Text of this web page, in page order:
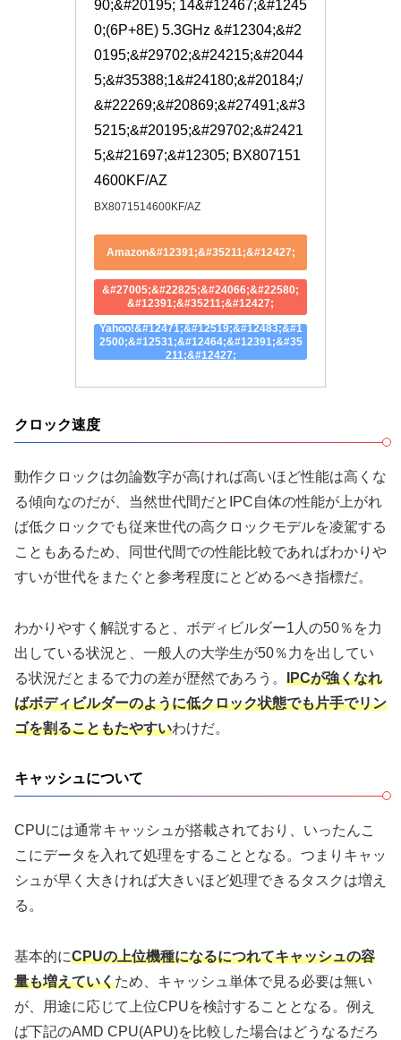
90;&#20195; 14&#12467;&#1245
0;(6P+8E) 5.3GHz &#12304;&#2
0195;&#29702;&#24215;&#2044
5;&#35388;1&#24180;&#20184;/
&#22269;&#20869;&#27491;&#3
5215;&#20195;&#29702;&#2421
5;&#21697;&#12305; BX807151
4600KF/AZ
BX8071514600KF/AZ
Amazon&#12391;&#35211;&#12427;
&#27005;&#22825;&#24066;&#22580;
&#12391;&#35211;&#12427;
Yahoo!&#12471;&#12519;&#12483;&#1
2500;&#12531;&#12464;&#12391;&#35
211;&#12427;
クロック速度
動作クロックは勿論数字が高ければ高いほど性能は高くな
る傾向なのだが、当然世代間だとIPC自体の性能が上がれ
ば低クロックでも従来世代の高クロックモデルを凌駕する
こともあるため、同世代間での性能比較であればわかりや
すいが世代をまたぐと参考程度にとどめるべき指標だ。
わかりやすく解説すると、ボディビルダー1人の50％を力
出している状況と、一般人の大学生が50％力を出してい
る状況だとまるで力の差が歴然であろう。 IPCが強くなれ
ばボディビルダーのように低クロック状態でも片手でリン
ゴを割ることもたやすいわけだ。
キャッシュについて
CPUには通常キャッシュが搭載されており、いったんこ
こにデータを入れて処理をすることとなる。つまりキャッ
シュが早く大きければ大きいほど処理できるタスクは増え
る。
基本的にCPUの上位機種になるにつれてキャッシュの容
量も増えていくため、キャッシュ単体で見る必要は無い
が、用途に応じて上位CPUを検討することとなる。例え
ば下記のAMD CPU(APU)を比較した場合はどうなるだろ